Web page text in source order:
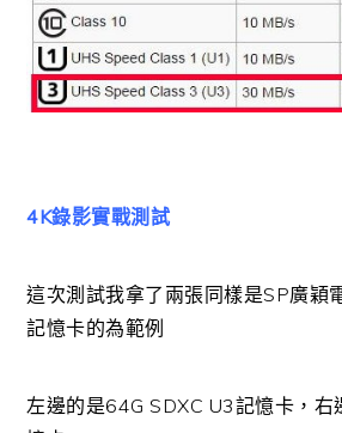
4K錄影實戰測試
這次測試我拿了兩張同樣是SP廣穎
記憶卡的為範例
左邊的是64G SDXC U3記憶卡，右